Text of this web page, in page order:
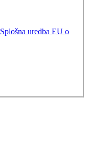
Splošna uredba EU o